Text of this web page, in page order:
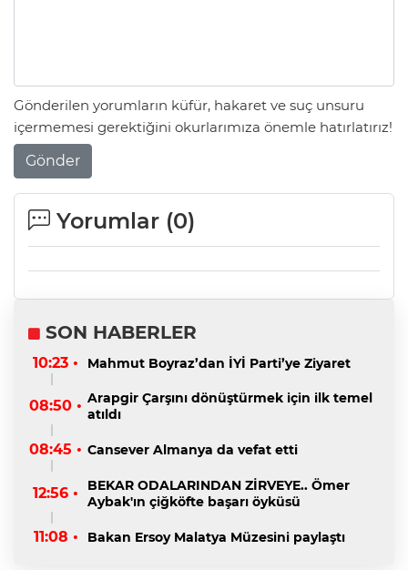
Gönderilen yorumların küfür, hakaret ve suç unsuru
içermemesi gerektiğini okurlarımıza önemle hatırlatırız!
Gönder
Yorumlar (0)
SON HABERLER
10:23 • Mahmut Boyraz’dan İYİ Parti’ye Ziyaret
08:50 • Arapgir Çarşını dönüştürmek için ilk temel
atıldı
08:45 • Cansever Almanya da vefat etti
12:56 •
BEKAR ODALARINDAN ZİRVEYE.. Ömer
Aybak'ın çiğköfte başarı öyküsü
11:08 • Bakan Ersoy Malatya Müzesini paylaştı